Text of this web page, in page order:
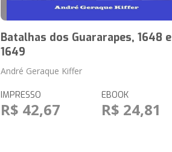
Batalhas dos Guararapes, 1648 e
1649
André Geraque Kiffer
IMPRESSO
R$ 42,67
EBOOK
R$ 24,81